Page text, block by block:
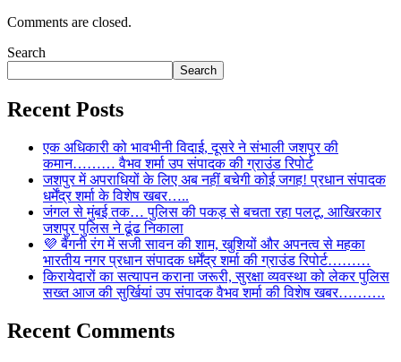
Comments are closed.
Search
Search
Recent Posts
एक अधिकारी को भावभीनी विदाई, दूसरे ने संभाली जशपुर की
कमान……… वैभव शर्मा उप संपादक की ग्राउंड रिपोर्ट
जशपुर में अपराधियों के लिए अब नहीं बचेगी कोई जगह! प्रधान संपादक
धर्मेंद्र शर्मा के विशेष खबर…..
जंगल से मुंबई तक… पुलिस की पकड़ से बचता रहा पलटू, आखिरकार
जशपुर पुलिस ने ढूंढ निकाला
💜 बैंगनी रंग में सजी सावन की शाम, खुशियों और अपनत्व से महका
भारतीय नगर प्रधान संपादक धर्मेंद्र शर्मा की ग्राउंड रिपोर्ट………
किरायेदारों का सत्यापन कराना जरूरी, सुरक्षा व्यवस्था को लेकर पुलिस
सख्त आज की सुर्खियां उप संपादक वैभव शर्मा की विशेष खबर……….
Recent Comments